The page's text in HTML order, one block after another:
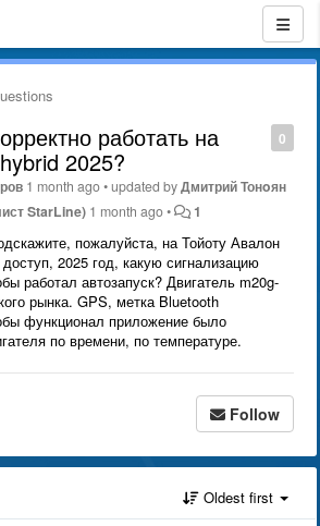
0
работать на
2025?
1 month ago•updated byДмитрий Тонoян
StarLine) 1 month ago• 1
пожалуйста, на Тойоту Авалон
2025 год, какую сигнализацию
работал автозапуск? Двигатель m20g-
рынка. GPS, метка Bluetooth
функционал приложение было
по времени, по температуре.
Follow
Oldest first